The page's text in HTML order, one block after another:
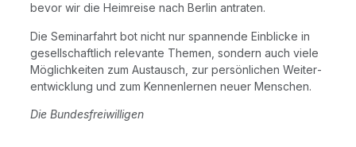
bevor wir die Heim­rei­se nach Ber­lin antraten.
Die Semi­nar­fahrt bot nicht nur span­nen­de Ein­bli­cke in
gesell­schaft­lich rele­van­te The­men, son­dern auch vie­le
Mög­lich­kei­ten zum Aus­tausch, zur per­sön­li­chen Wei­ter­
ent­wick­lung und zum Ken­nen­ler­nen neu­er Menschen.
Die Bun­des­frei­wil­li­gen